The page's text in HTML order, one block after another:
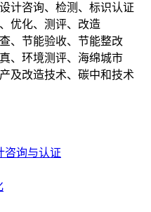
计咨询、检测、标识认证
优化、测评、改造
、节能验收、节能整改
、环境测评、海绵城市
及改造技术、碳中和技术
咨询与认证